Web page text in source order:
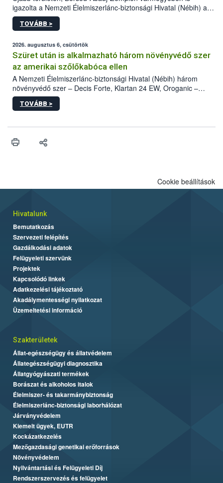
igazolta a Nemzeti Élelmiszerlánc-biztonsági Hivatal (Nébih) a
kőrisrontó karcsúdíszbogár (Agrilus planipennis) jelenlétét. A
kártevőt nem csak színcsapdában találták meg, de már fertőzött
az intenzív felderítést, emellett az intézkedéseket a szlovák
hatósággal is összehangolják a terjedés megállítása érdekében.
TOVÁBB >
2026. augusztus 6, csütörtök
Szüret után is alkalmazható három növényvédő szer
az amerikai szőlőkabóca ellen
A Nemzeti Élelmiszerlánc-biztonsági Hivatal (Nébih) három
növényvédő szer – Decis Forte, Klartan 24 EW, Oroganic –
engedélyokiratát módosította, így azok a szüretet követően,
egészen a vesszőérettség (BBCH 91) stádiumáig
érésű szőlőkben is legyen lehetőség a károsító elleni további
felhasználók számára is elérhető és ökológiai termesztésben is
TOVÁBB >
Cookie beállítások
Hivatalunk
Bemutatkozás
Szervezeti felépítés
Gazdálkodási adatok
Felügyeleti szervünk
Projektek
Kapcsolódó linkek
Adatkezelési tájékoztató
Akadálymentességi nyilatkozat
Üzemeltetési információ
Szakterületek
Állat-egészségügy és állatvédelem
Állategészségügyi diagnosztika
Állatgyógyászati termékek
Borászat és alkoholos italok
Élelmiszer- és takarmánybiztonság
Élelmiszerlánc-biztonsági laborhálózat
Járványvédelem
Kiemelt ügyek, EUTR
Kockázatkezelés
Mezőgazdasági genetikai erőforrások
Növényvédelem
Nyilvántartási és Felügyeleti Díj
Rendszerszervezés és felügyelet